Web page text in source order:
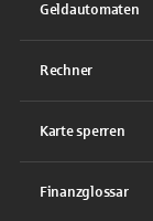
Geldautomaten
Rechner
Karte sperren
Finanzglossar